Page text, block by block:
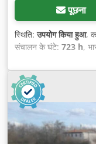
पूछना
स्थिति:उपयोग किया हुआ,
संचालन के घंटे: 723 h,
कुल लंबाई:1,820 मिमी,